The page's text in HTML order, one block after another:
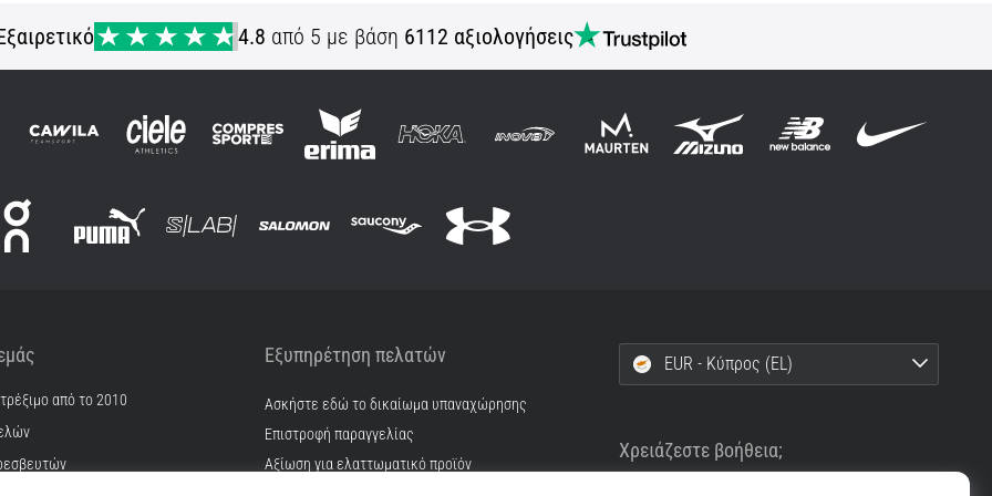
4.8 από 5 με βάση 6112 αξιολογήσεις
από το 2010
Εξυπηρέτηση πελατών
Ασκήστε εδώ το δικαίωμα υπαναχώρησης
Επιστροφή παραγγελίας
Αξίωση για ελαττωματικό προϊόν
EUR - Κύπρος (EL)
Χρειάζεστε βοήθεια;